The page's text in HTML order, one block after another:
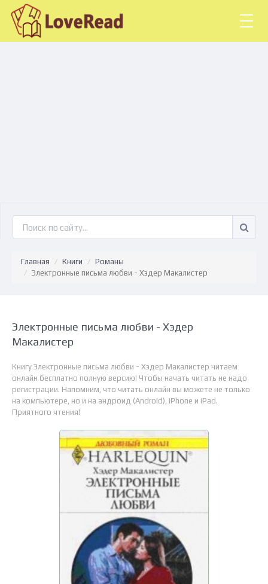
Главная Книги
Романы
Электронные письма любви - Хэдер Макалистер
Электронные письма любви - Хэдер
Макалистер
Книгу Электронные письма любви - Хэдер Макалистер читаем
онлайн бесплатно полную версию! Чтобы начать читать не надо
регистрации. Напомним, что читать онлайн вы можете не только
на компьютере, но и на андроид (Android), iPhone и iPad.
Приятного чтения!